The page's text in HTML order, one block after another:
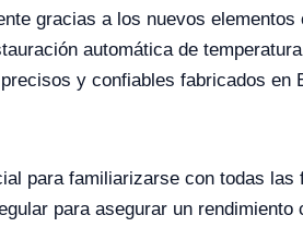
gracias a los nuevos elementos
automática de
y confiables fabricados en
para familiarizarse con todas las
para asegurar un rendimiento